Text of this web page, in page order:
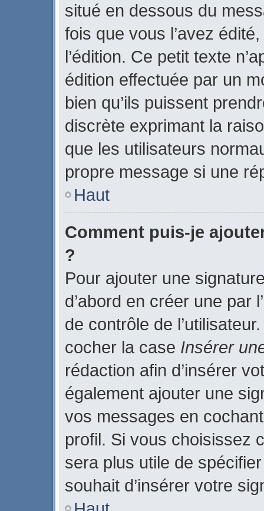
situé en dessous du
fois que vous l’avez
l’édition. Ce petit texte
édition effectuée par un
bien qu’ils puissent
discrète exprimant la
que les utilisateurs
propre message si une
Haut
Comment puis-je
?
Pour ajouter une
d’abord en créer une par
de contrôle de
cocher la case Insérer
rédaction afin d’insérer
également ajouter une
vos messages en
profil. Si vous choisissez
sera plus utile de
souhait d’insérer votre